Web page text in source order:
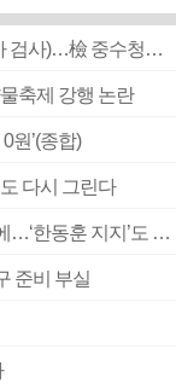
■ 검사 신분 버리고 직급하향(10년 이하 저연차 검사)…檢 중수청행 기피
축제 강행 논란
원’(종합)
다시 그린다
■ 국힘 부산시당, ‘정이한 조력’ 시의원 윤리위에…‘한동훈 지지’도 신고접수
준비 부실